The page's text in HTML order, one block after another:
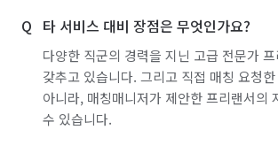
타 서비스 대비 장점은 무엇인가요?
다양한 직군의 경력을 지닌 고급 전문가
갖추고 있습니다. 그리고 직접 매칭 요청
아니라, 매칭매니저가 제안한 프리랜서의
수 있습니다.